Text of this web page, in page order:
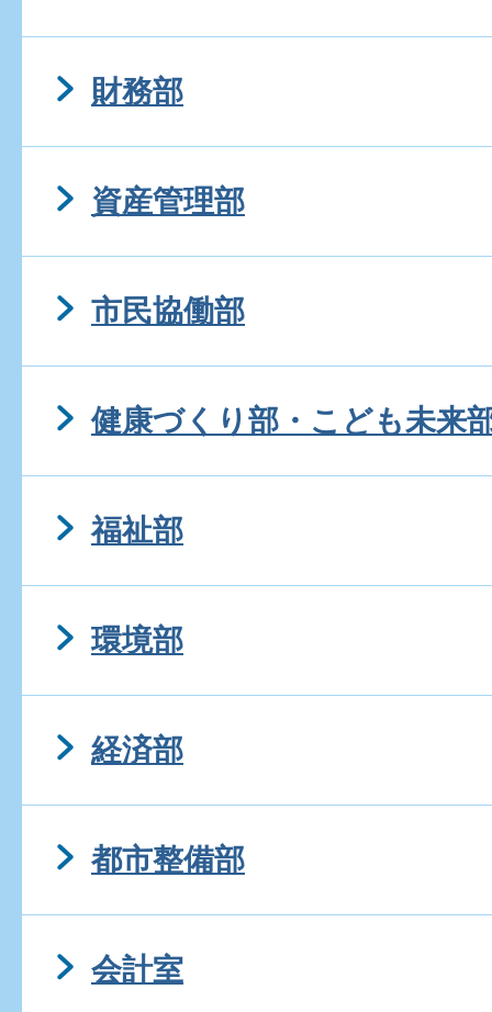
財務部
資産管理部
市民協働部
健康づくり部・こども未来
福祉部
環境部
経済部
都市整備部
会計室